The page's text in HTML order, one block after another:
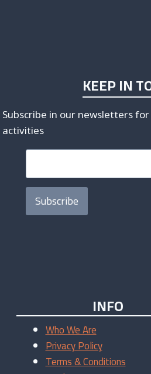
KEEP IN
Subscribe in our newsletters
activities
Subscribe
INFO
Who We Are
Privacy Policy
Terms & Conditions